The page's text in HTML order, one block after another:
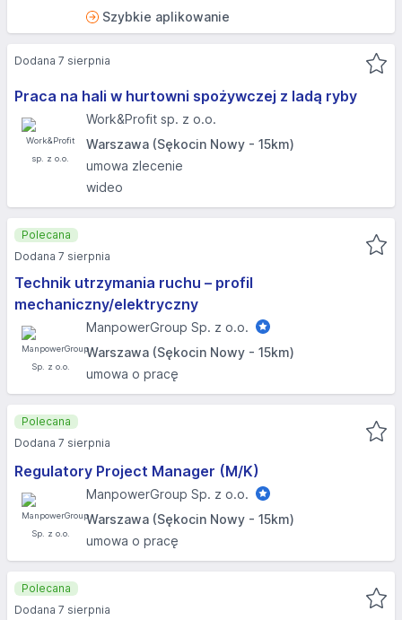
Szybkie aplikowanie
Praca na hali w hurtowni spożywczej z ladą ryby
Work&Profit sp. z o.o.
Warszawa (Sękocin Nowy - 15km)
umowa zlecenie
wideo
Dodana 7 sierpnia
Technik utrzymania ruchu – profil
mechaniczny/elektryczny
ManpowerGroup Sp. z o.o.
Warszawa (Sękocin Nowy - 15km)
umowa o pracę
Polecana
Dodana 7 sierpnia
Regulatory Project Manager (M/K)
ManpowerGroup Sp. z o.o.
Warszawa (Sękocin Nowy - 15km)
umowa o pracę
Polecana
Dodana 7 sierpnia
Polecana
Dodana 7 sierpnia